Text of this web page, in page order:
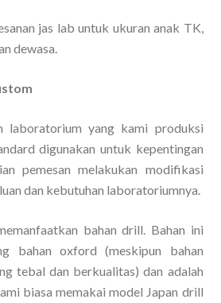
jas lab untuk ukuran anak TK,
dewasa.
laboratorium yang kami produksi
digunakan untuk kepentingan
pemesan melakukan modifikasi
dan kebutuhan laboratoriumnya.
bahan drill. Bahan ini
bahan oxford (meskipun bahan
tebal dan berkualitas) dan adalah
biasa memakai model Japan drill